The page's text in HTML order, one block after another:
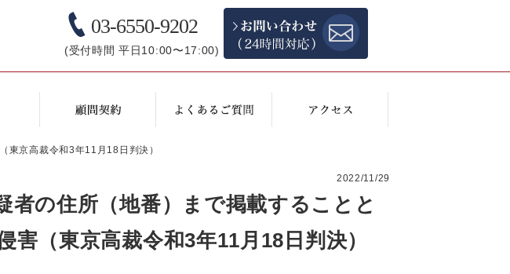
03-6550-9202
(受付時間 平日10:00〜17:00)
東京高裁令和3年11月18日判決）
2022/11/29
者の住所（地番）まで掲載することと
害（東京高裁令和3年11月18日判決）